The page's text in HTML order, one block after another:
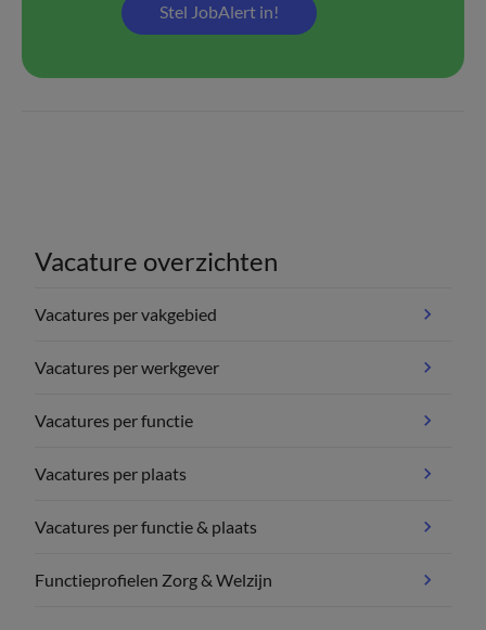
Stel JobAlert in!
Vacature overzichten
Vacatures per vakgebied
Vacatures per werkgever
Vacatures per functie
Vacatures per plaats
Vacatures per functie & plaats
Functieprofielen Zorg & Welzijn